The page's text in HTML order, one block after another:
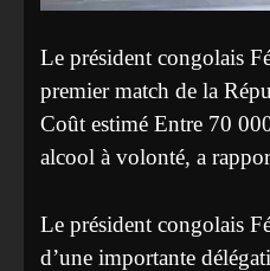
Le président congolais
premier match de la
Coût estimé Entre 70
alcool à volonté, a
Le président congolais
d’une importante